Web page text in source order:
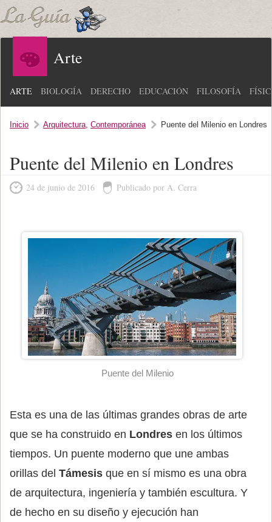
Arte
ARTE BIOLOGÍA DERECHO EDUCACIÓN FILOSOFÍA
Inicio Arquitectura, Contemporánea Puente del Milenio en Londres
Puente del Milenio en Londres
24 de junio de 2016 Publicado por A. Cerra
Puente del Milenio
Esta es una de las últimas grandes obras de arte
que se ha construido en Londres en los últimos
tiempos. Un puente moderno que une ambas
orillas del Támesis que en sí mismo es una obra
de arquitectura, ingeniería y también escultura. Y
de hecho en su diseño y ejecución han